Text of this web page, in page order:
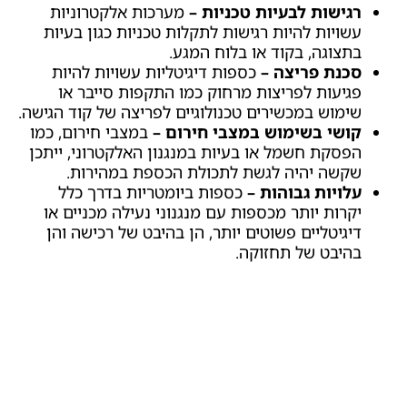
רגישות לבעיות טכניות – מערכות אלקטרוניות
עשויות להיות רגישות לתקלות טכניות כגון בעיות
בתצוגה, בקוד או בלוח המגע.
סכנת פריצה – כספות דיגיטליות עשויות להיות
פגיעות לפריצות מרחוק כמו התקפות סייבר או
שימוש במכשירים טכנולוגיים לפריצה של קוד הגישה.
קושי בשימוש במצבי חירום – במצבי חירום, כמו
הפסקת חשמל או בעיות במנגנון האלקטרוני, ייתכן
שקשה יהיה לגשת לתכולת הכספת במהירות.
עלויות גבוהות – כספות ביומטריות בדרך כלל
יקרות יותר מכספות עם מנגנוני נעילה מכניים או
דיגיטליים פשוטים יותר, הן בהיבט של רכישה והן
בהיבט של תחזוקה.